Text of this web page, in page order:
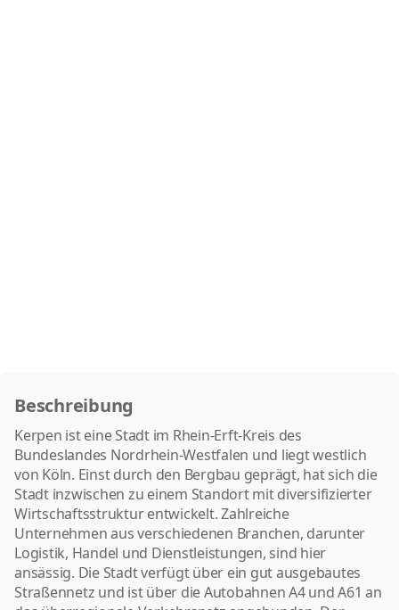
Beschreibung
Kerpen ist eine Stadt im Rhein-Erft-Kreis des
Bundeslandes Nordrhein-Westfalen und liegt westlich
von Köln. Einst durch den Bergbau geprägt, hat sich die
Stadt inzwischen zu einem Standort mit diversifizierter
Wirtschaftsstruktur entwickelt. Zahlreiche
Unternehmen aus verschiedenen Branchen, darunter
Logistik, Handel und Dienstleistungen, sind hier
ansässig. Die Stadt verfügt über ein gut ausgebautes
Straßennetz und ist über die Autobahnen A4 und A61 an